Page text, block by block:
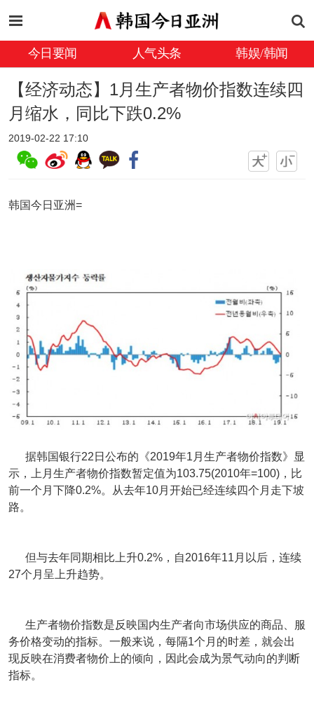
今日要闻 人气头条 韩娱/韩闻
【经济动态】1月生产者物价指数连续四
月缩水，同比下跌0.2%
2019-02-22 17:10
韩国今日亚洲=
据韩国银行22日公布的《2019年1月生产者物价指数》显
示，上月生产者物价指数暂定值为103.75(2010年=100)，比
前一个月下降0.2%。从去年10月开始已经连续四个月走下坡
路。
但与去年同期相比上升0.2%，自2016年11月以后，连续
27个月呈上升趋势。
生产者物价指数是反映国内生产者向市场供应的商品、服
务价格变动的指标。一般来说，每隔1个月的时差，就会出
现反映在消费者物价上的倾向，因此会成为景气动向的判断
指标。